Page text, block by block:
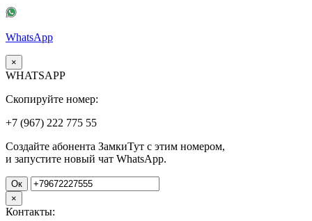
WhatsApp
×
WHATSAPP
Скопируйте номер:
+7 (967) 222 775 55
Создайте абонента ЗамкиТут с этим номером,
и запустите новый чат WhatsApp.
Ок
×
Контакты: